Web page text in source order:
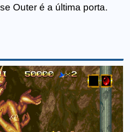
Outer é a última porta.